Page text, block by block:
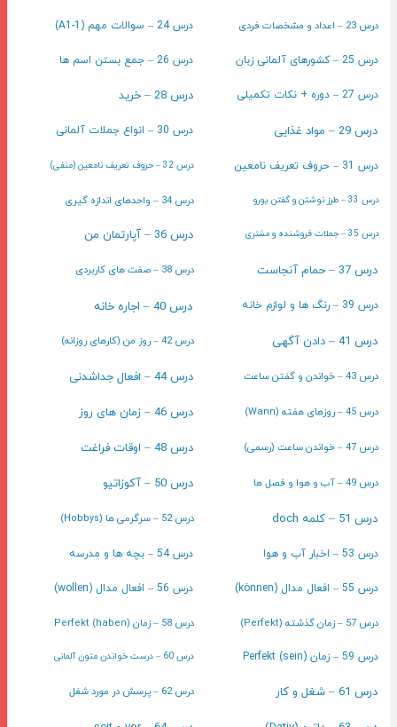
درس 23 – اعداد و مشخصات فردی درس 24 – سوالات مهم (A1-1)
درس 25 – کشورهای آلمانی زبان درس 26 – جمع بستن اسم ها
درس 27 – دوره + نکات تکمیلی درس 28 – خرید
درس 29 – مواد غذایی درس 30 – انواع جملات آلمانی
درس 31 – حروف تعریف نامعین درس 32 – حروف تعریف نامعین (منفی)
درس 33 – طرز نوشتن و گفتن یورو درس 34 – واحدهای اندازه گیری
درس 35 – جملات فروشنده و مشتری درس 36 – آپارتمان من
درس 37 – حمام آنجاست درس 38 – صفت های کاربردی
درس 39 – رنگ ها و لوازم خانه درس 40 – اجاره خانه
درس 41 – دادن آگهی درس 42 – روز من (کارهای روزانه)
درس 43 – خواندن و گفتن ساعت درس 44 – افعال جداشدنی
درس 45 – روزهای هفته (Wann) درس 46 – زمان های روز
درس 47 – خواندن ساعت (رسمی) درس 48 – اوقات فراغت
درس 49 – آب و هوا و فصل ها درس 50 – آکوزاتیو
درس 51 – کلمه doch درس 52 – سرگرمی ها (Hobbys)
درس 53 – اخبار آب و هوا درس 54 – بچه ها و مدرسه
درس 55 – افعال مدال (können) درس 56 – افعال مدال (wollen)
درس 57 – زمان گذشته (Perfekt) درس 58 – زمان Perfekt (haben)
درس 59 – زمان Perfekt (sein) درس 60 – درست خواندن متون آلمانی
درس 61 – شغل و کار درس 62 – پرسش در مورد شغل